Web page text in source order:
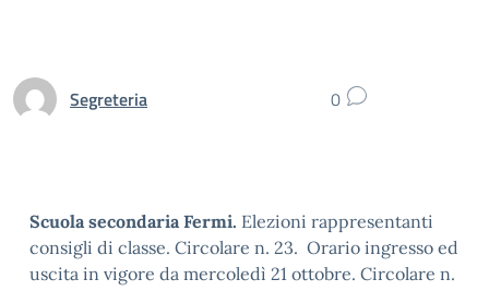
Segreteria 0
Scuola secondaria Fermi. Elezioni rappresentanti
consigli di classe. Circolare n. 23. Orario ingresso ed
uscita in vigore da mercoledì 21 ottobre. Circolare n.